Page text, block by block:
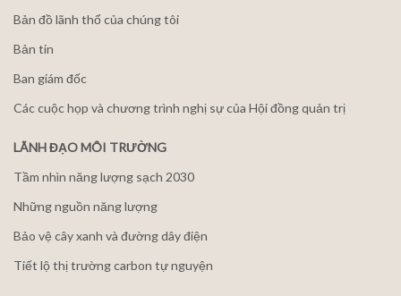
Bản đồ lãnh thổ của chúng tôi
Bản tin
Ban giám đốc
Các cuộc họp và chương trình nghị sự của Hội đồng quản trị
LÃNH ĐẠO MÔI TRƯỜNG
Tầm nhìn năng lượng sạch 2030
Những nguồn năng lượng
Bảo vệ cây xanh và đường dây điện
Tiết lộ thị trường carbon tự nguyện